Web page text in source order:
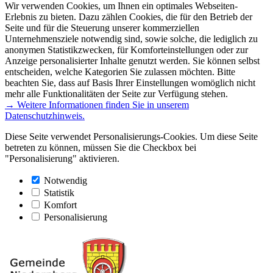
Wir verwenden Cookies, um Ihnen ein optimales Webseiten-
Erlebnis zu bieten. Dazu zählen Cookies, die für den Betrieb der
Seite und für die Steuerung unserer kommerziellen
Unternehmensziele notwendig sind, sowie solche, die lediglich zu
anonymen Statistikzwecken, für Komforteinstellungen oder zur
Anzeige personalisierter Inhalte genutzt werden. Sie können selbst
entscheiden, welche Kategorien Sie zulassen möchten. Bitte
beachten Sie, dass auf Basis Ihrer Einstellungen womöglich nicht
mehr alle Funktionalitäten der Seite zur Verfügung stehen.
→ Weitere Informationen finden Sie in unserem
Datenschutzhinweis.
Diese Seite verwendet Personalisierungs-Cookies. Um diese Seite
betreten zu können, müssen Sie die Checkbox bei
"Personalisierung" aktivieren.
Notwendig
Statistik
Komfort
Personalisierung